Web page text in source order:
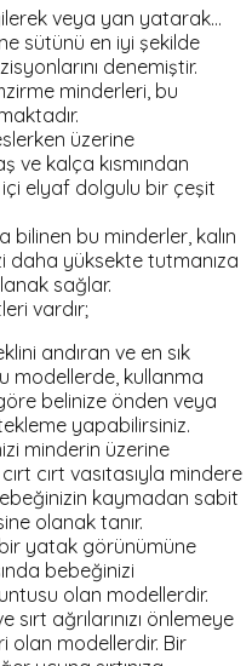
veya yan yatarak…
sütünü en iyi şekilde
denemiştir.
minderleri, bu
üzerine
ve kalça kısmından
içi elyaf dolgulu bir çeşit
bilinen bu minderler, kalın
daha yüksekte tutmanıza
sağlar.
vardır;
andıran ve en sık
modellerde, kullanma
belinize önden veya
yapabilirsiniz.
minderin üzerine
cırt vasıtasıyla mindere
kaymadan sabit
olanak tanır.
yatak görünümüne
bebeğinizi
olan modellerdir.
sırt ağrılarınızı önlemeye
olan modellerdir. Bir